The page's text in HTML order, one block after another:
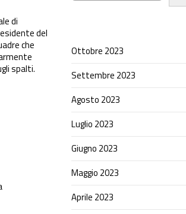
di
del
che
spalti.
Ottobre 2023
Settembre 2023
Agosto 2023
Luglio 2023
Giugno 2023
Maggio 2023
Aprile 2023